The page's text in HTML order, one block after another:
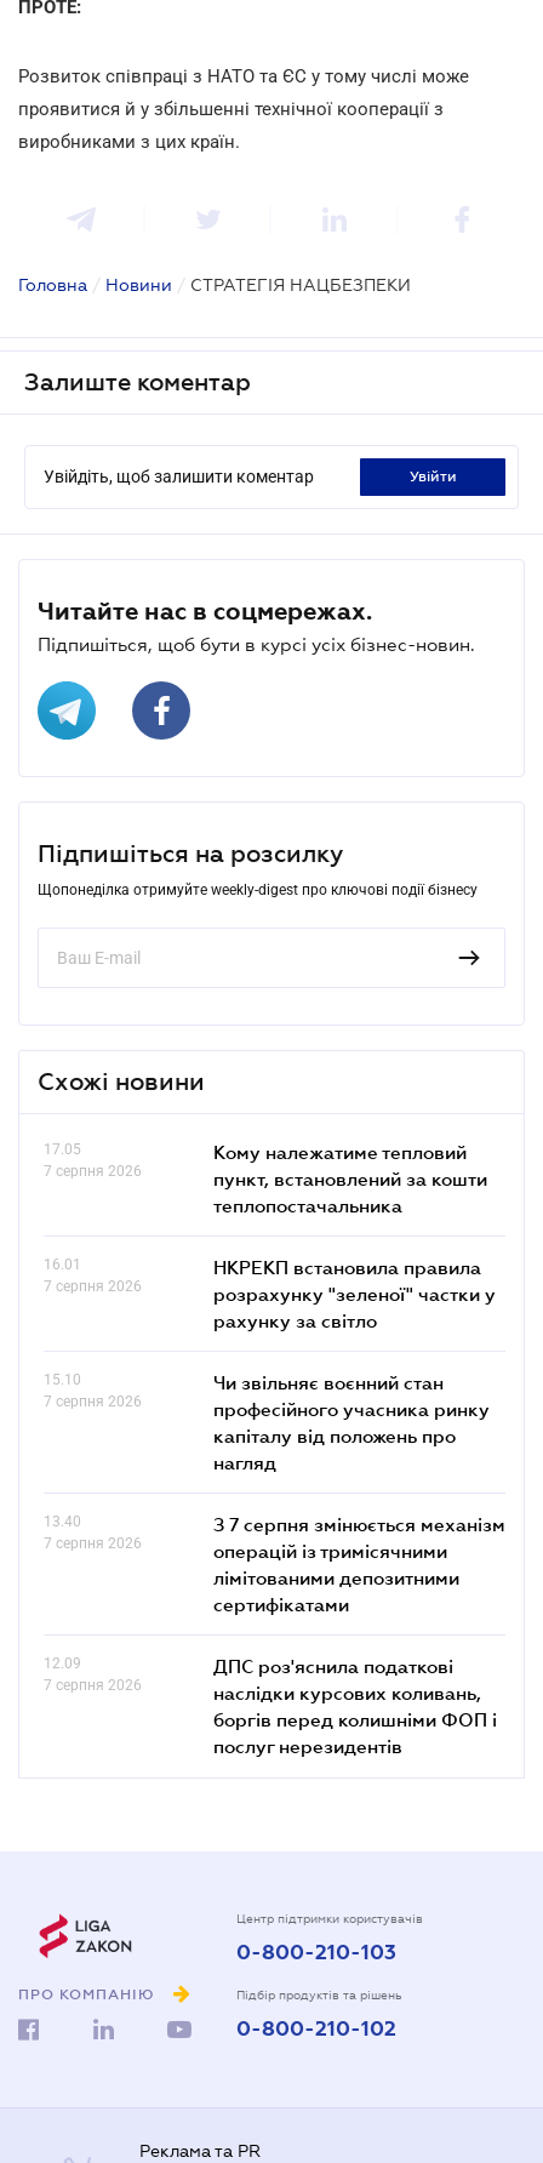
ПРОТЕ:
Розвиток співпраці з НАТО та ЄС у тому числі може
проявитися й у збільшенні технічної кооперації з
виробниками з цих країн.
Головна / Новини / СТРАТЕГІЯ НАЦБЕЗПЕКИ
Залиште коментар
Увійдіть, щоб залишити коментар увійти
Читайте нас в соцмережах.
Підпишіться, щоб бути в курсі усіх бізнес-новин.
Підпишіться на розсилку
Щопонеділка отримуйте weekly-digest про ключові події бізнесу
Схожі новини
17.05
7 серпня 2026
Кому належатиме тепловий
пункт, встановлений за кошти
теплопостачальника
16.01
7 серпня 2026
НКРЕКП встановила правила
розрахунку "зеленої" частки у
рахунку за світло
15.10
7 серпня 2026
Чи звільняє воєнний стан
професійного учасника ринку
капіталу від положень про
нагляд
13.40
7 серпня 2026
З 7 серпня змінюється механізм
операцій із тримісячними
лімітованими депозитними
сертифікатами
12.09
7 серпня 2026
ДПС роз'яснила податкові
наслідки курсових коливань,
боргів перед колишніми ФОП і
послуг нерезидентів
ПРО КОМПАНІЮ
Центр підтримки користувачів
0-800-210-103
Підбір продуктів та рішень
0-800-210-102
Реклама та PR